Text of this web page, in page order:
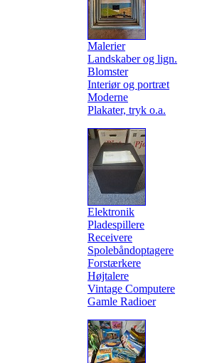
Malerier
Landskaber og lign.
Blomster
Interiør og portræt
Moderne
Plakater, tryk o.a.
Elektronik
Pladespillere
Receivere
Spolebåndoptagere
Forstærkere
Højtalere
Vintage Computere
Gamle Radioer